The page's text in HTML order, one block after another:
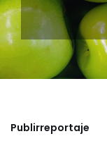
Publirreportaje